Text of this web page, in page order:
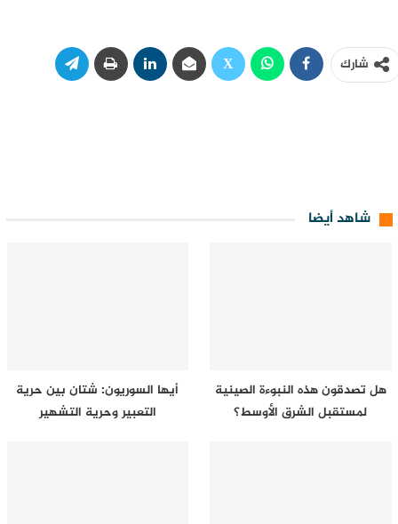
شارك
شاهد أيضا
هل تصدقون هذه النبوءة الصينية
لمستقبل الشرق الأوسط؟
أيها السوريون: شتان بين حرية
التعبير وحرية التشهير